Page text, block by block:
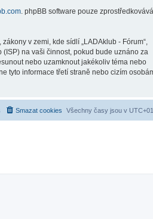
. phpBB software pouze zprostředkovává
v zemi, kde sídlí „LADAklub - Fórum“,
na vaši činnost, pokud bude uznáno za
nebo uzamknout jakékoliv téma nebo
tyto informace třetí straně nebo cizím
Všechny časy jsou v
Smazat cookies